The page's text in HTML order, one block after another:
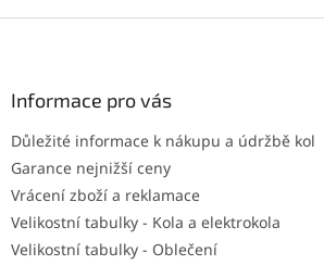
Informace pro vás
Důležité informace k nákupu a údržbě kol
Garance nejnižší ceny
Vrácení zboží a reklamace
Velikostní tabulky - Kola a elektrokola
Velikostní tabulky - Oblečení